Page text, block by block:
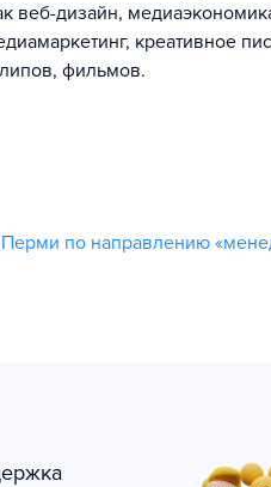
веб-дизайн,
креативное
фильмов.
по направлению